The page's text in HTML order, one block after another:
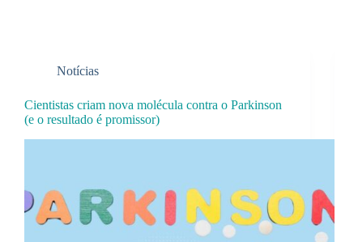
Notícias
Cientistas criam nova molécula contra o Parkinson
(e o resultado é promissor)